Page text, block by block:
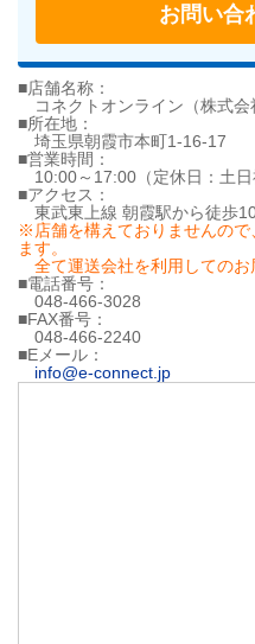
お問い合
■店舗名称：
コネクトオンライン（株式会
■所在地：
埼玉県朝霞市本町1-16-17
■営業時間：
10:00～17:00（定休日：土日
■アクセス：
東武東上線 朝霞駅から徒歩10
※店舗を構えておりませんので
ます。
全て運送会社を利用してのお
■電話番号：
048-466-3028
■FAX番号：
048-466-2240
■Eメール：
info@e-connect.jp